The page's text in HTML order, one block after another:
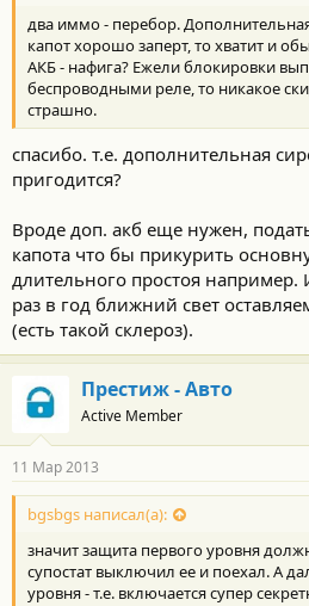
и
:
два иммо - перебор.
капот хорошо заперт, то хватит и
АКБ - нафига? Ежели блокировки
беспроводными реле, то никакое
страшно.
спасибо. т.е. дополнительная
пригодится?
Вроде доп. акб еще нужен,
капота что бы прикурить
длительного простоя например.
раз в год ближний свет
(есть такой склероз).
Престиж - Авто
Active Member
11 Мар 2013
bgsbgs написал(а):
значит защита первого уровня
супостат выключил ее и поехал. А
уровня - т.е. включается супер